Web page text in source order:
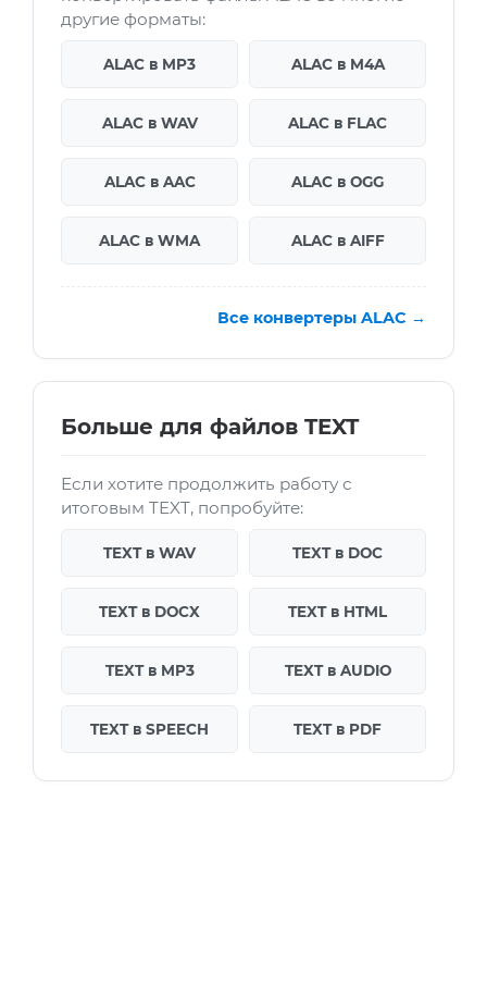
другие форматы:
ALAC в MP3 ALAC в M4A
ALAC в WAV ALAC в FLAC
ALAC в AAC ALAC в OGG
ALAC в WMA ALAC в AIFF
Все конвертеры ALAC →
Больше для файлов TEXT
Если хотите продолжить работу с
итоговым TEXT, попробуйте:
TEXT в WAV TEXT в DOC
TEXT в DOCX TEXT в HTML
TEXT в MP3 TEXT в AUDIO
TEXT в SPEECH TEXT в PDF